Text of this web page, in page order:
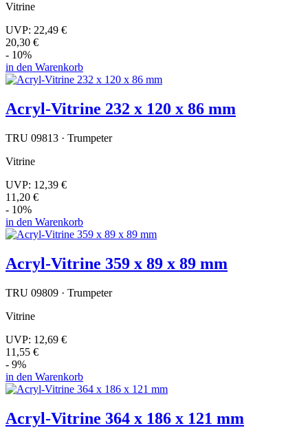
Vitrine
UVP: 22,49 €
20,30 €
- 10%
in den Warenkorb
Acryl-Vitrine 232 x 120 x 86 mm
TRU 09813 · Trumpeter
Vitrine
UVP: 12,39 €
11,20 €
- 10%
in den Warenkorb
Acryl-Vitrine 359 x 89 x 89 mm
TRU 09809 · Trumpeter
Vitrine
UVP: 12,69 €
11,55 €
- 9%
in den Warenkorb
Acryl-Vitrine 364 x 186 x 121 mm